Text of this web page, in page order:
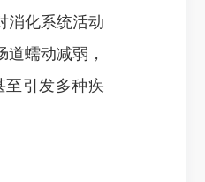
消化系统活动
蠕动减弱，
至引发多种疾